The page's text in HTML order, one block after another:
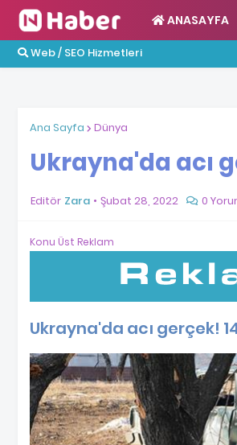
ANASAYFA
Web / SEO Hizmetleri
Ana Sayfa Dünya
Ukrayna'da acı
Editör Zara Şubat 28, 2022 0
Konu Üst Reklam
Ukrayna'da acı gerçek!